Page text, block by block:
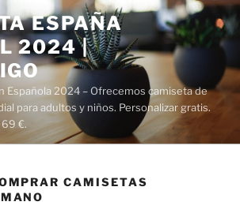
ESPAÑA
2024 |
Española 2024 – Ofrecemos camiseta de
para adultos y niños. Personalizar gratis.
€.
CAMISETAS